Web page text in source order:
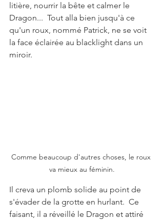
litière, nourrir la bête et calmer le
Dragon...  Tout alla bien jusqu'à ce
qu'un roux, nommé Patrick, ne se voit
la face éclairée au blacklight dans un
miroir.
Comme beaucoup d'autres choses, le roux
va mieux au féminin.
Il creva un plomb solide au point de
s'évader de la grotte en hurlant.  Ce
faisant, il a réveillé le Dragon et attiré